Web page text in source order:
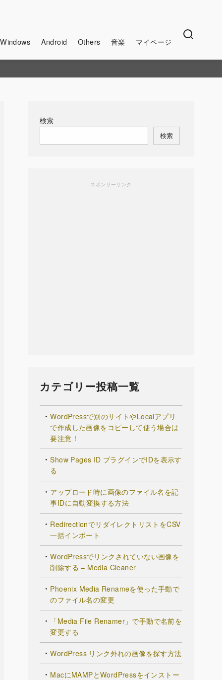
Windows Android Others 音楽 マイページ
検索
検索
スポンサーリンク
カテゴリー投稿一覧
WordPressで別のサイトやLocalアプリ
で作成した画像をコピーして使う場合は
要注意！
Show Pages ID プラグインでIDを表示す
る
アップロード時に画像のファイル名を記
事IDに自動変換する方法
RedirectionでリダイレクトリストをCSV
一括インポート
WordPressでリンクされていない画像を
削除する – Media Cleaner
Phoenix Media Renameを使った手動で
のファイル名の変更
「Media File Renamer」で手動で名前を
変更する
WordPress リンク外れの画像を探す方法
MacにMAMPとWordPressをインストー